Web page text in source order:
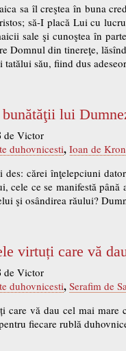
sa îl creştea în buna
să-I placă Lui cu
sale şi cunoştea în
Domnul din tinereţe,
tatălui său, fiind dus
lui
de Victor
duhovnicesti, Ioan de
cărei înţelepciuni
cele ce se manifestă
şi osândirea răului?
virtuți care vă
de Victor
duhovnicesti, Serafim de
care vă dau cel mai mare
fiecare rublă